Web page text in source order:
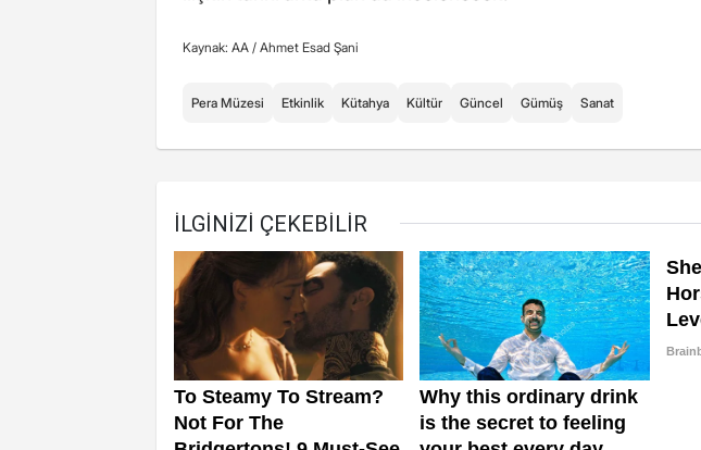
Kaynak: AA / Ahmet Esad Şani
Pera Müzesi Etkinlik Kütahya Kültür Güncel Gümüş Sanat